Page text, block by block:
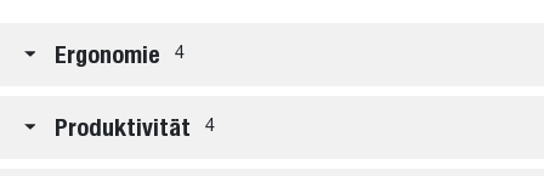
Ergonomie 4
Produktivität 4